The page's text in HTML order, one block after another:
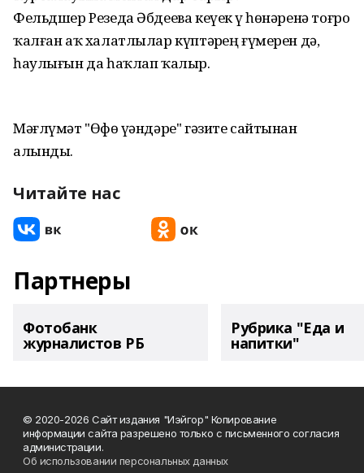
Фельдшер Резеда Әбдеева кеүек үҙ һөнәренә тоғро
ҡалған аҡ халатлылар күптәрҙең ғүмерен дә,
һаулығын да һаҡлап ҡалыр.
Мәғлүмәт "Өфө үҙәндәре" гәзите сайтынан
алынды.
Читайте нас
Партнеры
Фотобанк
журналистов РБ
Рубрика "Еда и
напитки"
© 2020-2026 Сайт издания "Иэйгор" Копирование
информации сайта разрешено только с письменного согласия
администрации.
Об использовании персональных данных